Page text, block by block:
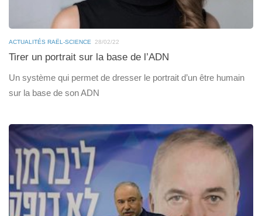
ACTUALITÉS RAËL-SCIENCE 28/02/22
Tirer un portrait sur la base de l’ADN
Un système qui permet de dresser le portrait d’un être humain
sur la base de son ADN